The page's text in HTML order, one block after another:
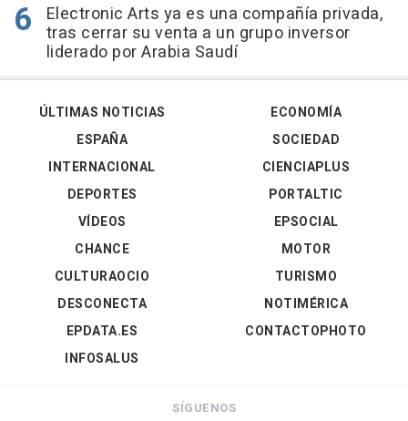
Electronic Arts ya es una compañía privada,
tras cerrar su venta a un grupo inversor
liderado por Arabia Saudí
ÚLTIMAS NOTICIAS
ESPAÑA
INTERNACIONAL
DEPORTES
VÍDEOS
ECONOMÍA
SOCIEDAD
CIENCIAPLUS
PORTALTIC
EPSOCIAL
CHANCE
CULTURAOCIO
DESCONECTA
EPDATA.ES
INFOSALUS
MOTOR
TURISMO
NOTIMÉRICA
CONTACTOPHOTO
SÍGUENOS